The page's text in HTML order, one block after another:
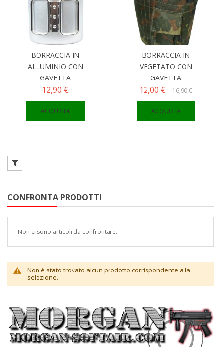
BORRACCIA IN
ALLUMINIO CON
GAVETTA
12,90 €
ACQUISTA
BORRACCIA IN
VEGETATO CON
GAVETTA
12,00 € 16,90 €
ACQUISTA
CONFRONTA PRODOTTI
Non ci sono articoli da confrontare.
Non è stato trovato alcun prodotto corrispondente alla
selezione.